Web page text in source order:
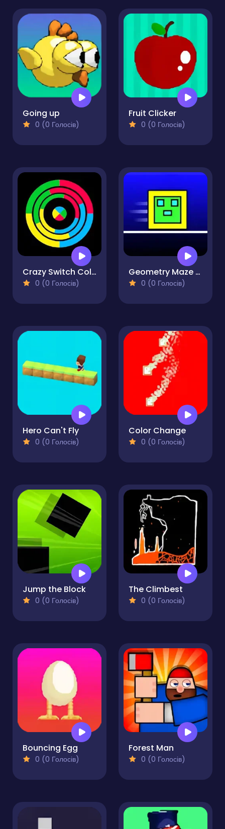
Going up
0 (0 Голосів)
Fruit Clicker
0 (0 Голосів)
Crazy Switch Color
0 (0 Голосів)
Geometry Maze Maps
0 (0 Голосів)
Hero Can't Fly
0 (0 Голосів)
Color Change
0 (0 Голосів)
Jump the Block
0 (0 Голосів)
The Climbest
0 (0 Голосів)
Bouncing Egg
0 (0 Голосів)
Forest Man
0 (0 Голосів)